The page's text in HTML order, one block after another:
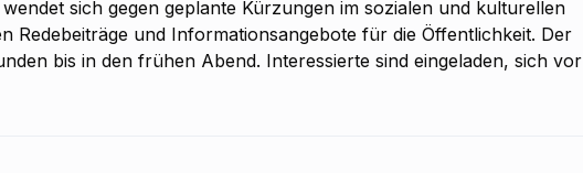
sich gegen geplante Kürzungen im sozialen und kulturellen
Redebeiträge und Informationsangebote für die Öffentlichkeit. Der
bis in den frühen Abend. Interessierte sind eingeladen, sich vor